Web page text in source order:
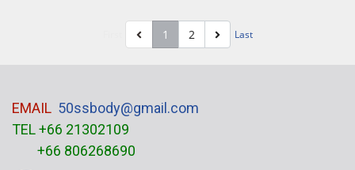
1 2 Last
EMAIL 50ssbody@gmail.com
TEL +66 21302109
+66 806268690